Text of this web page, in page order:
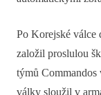
Po Korejské válce
založil proslulou
týmů Commandos
války sloužil v